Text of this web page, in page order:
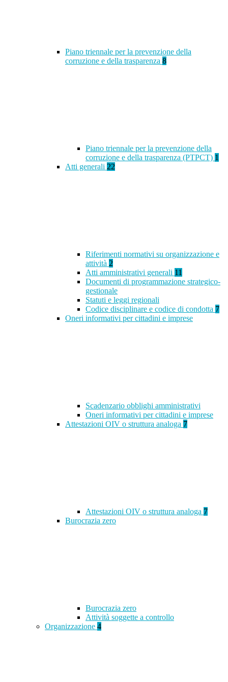
Piano triennale per la prevenzione della
corruzione e della trasparenza 8
Piano triennale per la prevenzione della
corruzione e della trasparenza (PTPCT) 1
Atti generali 22
Riferimenti normativi su organizzazione e
attività 2
Atti amministrativi generali 11
Documenti di programmazione strategico-
gestionale
Statuti e leggi regionali
Codice disciplinare e codice di condotta 7
Oneri informativi per cittadini e imprese
Scadenzario obblighi amministrativi
Oneri informativi per cittadini e imprese
Attestazioni OIV o struttura analoga 7
Attestazioni OIV o struttura analoga 7
Burocrazia zero
Burocrazia zero
Attività soggette a controllo
Organizzazione 4